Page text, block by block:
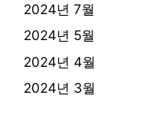
2024년 7월
2024년 5월
2024년 4월
2024년 3월